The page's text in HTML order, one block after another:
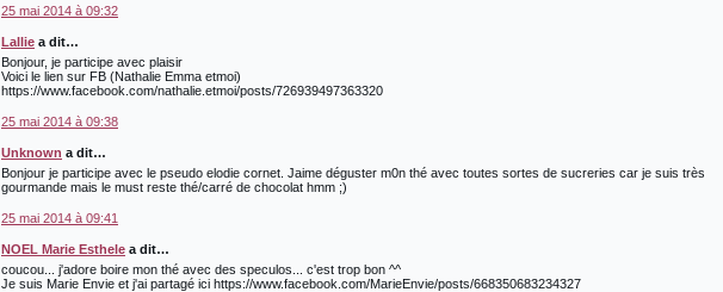
25 mai 2014 à 09:32
Lallie a dit…
Bonjour, je participe avec plaisir
Voici le lien sur FB (Nathalie Emma etmoi)
https://www.facebook.com/nathalie.etmoi/posts/726939497363320
25 mai 2014 à 09:38
Unknown a dit…
Bonjour je participe avec le pseudo elodie cornet. Jaime déguster m0n thé avec toutes sortes de sucreries car je suis très
gourmande mais le must reste thé/carré de chocolat hmm ;)
25 mai 2014 à 09:41
NOEL Marie Esthele a dit…
coucou... j'adore boire mon thé avec des speculos... c'est trop bon ^^
Je suis Marie Envie et j'ai partagé ici https://www.facebook.com/MarieEnvie/posts/668350683234327